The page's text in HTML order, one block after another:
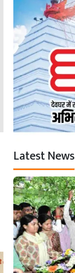
Latest News